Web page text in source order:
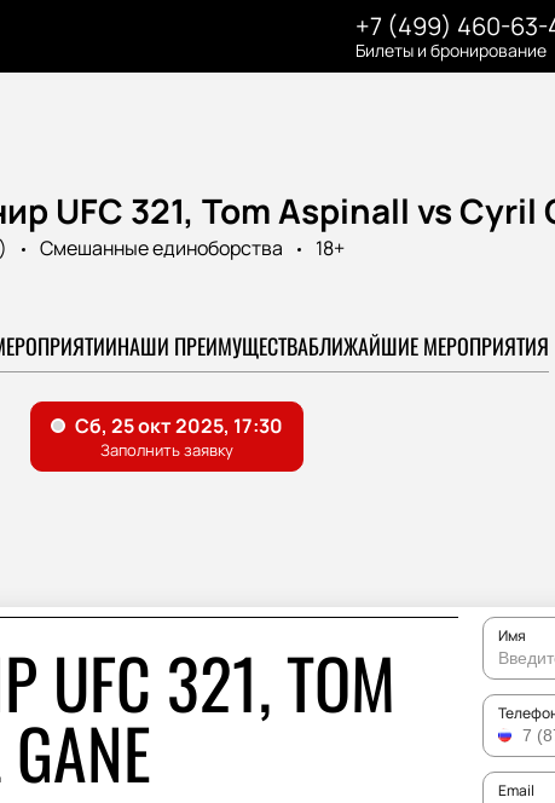
+7 (499) 460-63-
Билеты и бронирование
UFC 321, Tom Aspinall vs Cyril
Смешанные единоборства
18+
НАШИ ПРЕИМУЩЕСТВАБЛИЖАЙШИЕ МЕРОПРИЯТИЯ
321, TOM Имя
Email